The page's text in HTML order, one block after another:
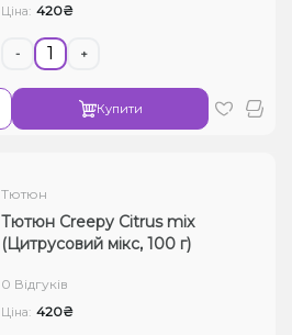
Ціна: 420₴
- +
Купити
Тютюн
Тютюн Creepy Citrus mix
(Цитрусовий мікс, 100 г)
0 Відгуків
Ціна: 420₴